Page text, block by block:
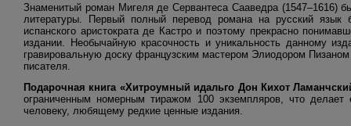
Знаменитый роман Мигеля де Сервантеса Сааведра (1547–1616)
литературы. Первый полный перевод романа на русский
испанского аристократа де Кастро и поэтому прекрасно
издании. Необычайную красочность и уникальность данному
гравировальную доску французским мастером Элиодором Пизаном
писателя.
Подарочная книга «Хитроумный идальго Дон Кихот
ограниченным номерным тиражом 100 экземпляров, что
человеку, любящему редкие ценные издания.